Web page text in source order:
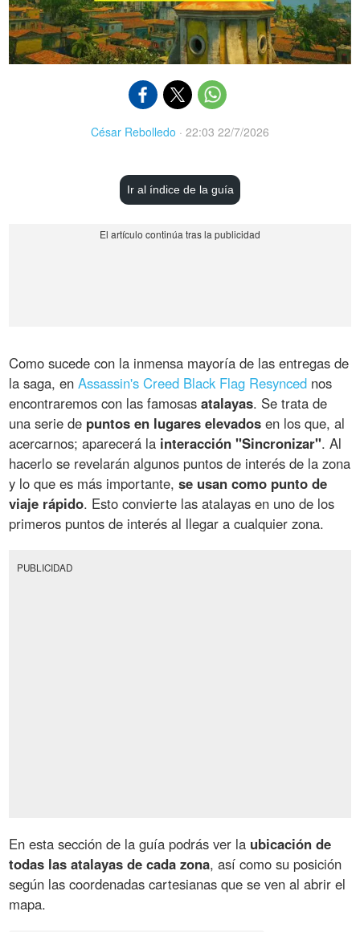
César Rebolledo · 22:03 22/7/2026
Ir al índice de la guía
Como sucede con la inmensa mayoría de las entregas de
la saga, enAssassin's Creed Black Flag Resynced nos
encontraremos con las famosasatalayas. Se trata de
una serie de puntos en lugares elevados en los que, al
acercarnos; aparecerá la interacción "Sincronizar". Al
hacerlo se revelarán algunos puntos de interés de la zona
y lo que es más importante,se usan como punto de
viaje rápido. Esto convierte las atalayas en uno de los
primeros puntos de interés al llegar a cualquier zona.
PUBLICIDAD
En esta sección de la guía podrás ver la ubicación de
todas las atalayas de cada zona, así como su posición
según las coordenadas cartesianas que se ven al abrir el
mapa.